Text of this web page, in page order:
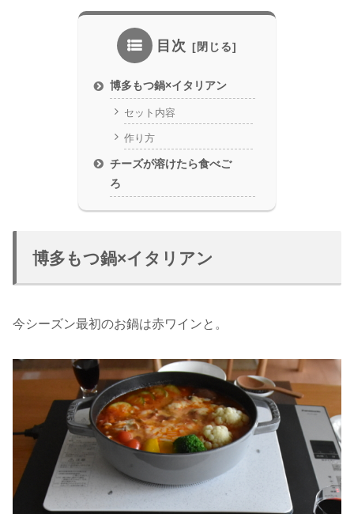
目次
博多もつ鍋×イタリアン
セット内容
作り方
チーズが溶けたら食べご
ろ
博多もつ鍋×イタリアン
今シーズン最初のお鍋は赤ワインと。